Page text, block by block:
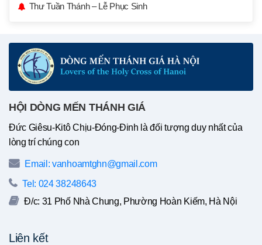
Thư Tuần Thánh – Lễ Phục Sinh
HỘI DÒNG MẾN THÁNH GIÁ
Đức Giêsu-Kitô Chịu-Đóng-Đinh là đối tượng duy nhất của
lòng trí chúng con
Email: vanhoamtghn@gmail.com
Tel: 024 38248643
Đ/c: 31 Phố Nhà Chung, Phường Hoàn Kiếm, Hà Nội
Liên kết